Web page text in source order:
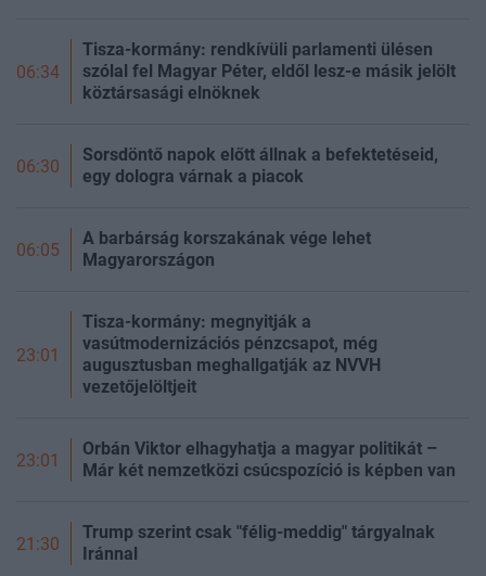
06:34
Tisza-kormány: rendkívüli parlamenti ülésen
szólal fel Magyar Péter, eldől lesz-e másik jelölt
köztársasági elnöknek
06:30
Sorsdöntő napok előtt állnak a befektetéseid,
egy dologra várnak a piacok
06:05
A barbárság korszakának vége lehet
Magyarországon
23:01
Tisza-kormány: megnyitják a
vasútmodernizációs pénzcsapot, még
augusztusban meghallgatják az NVVH
vezetőjelöltjeit
23:01
Orbán Viktor elhagyhatja a magyar politikát –
Már két nemzetközi csúcspozíció is képben van
21:30
Trump szerint csak "félig-meddig" tárgyalnak
Iránnal